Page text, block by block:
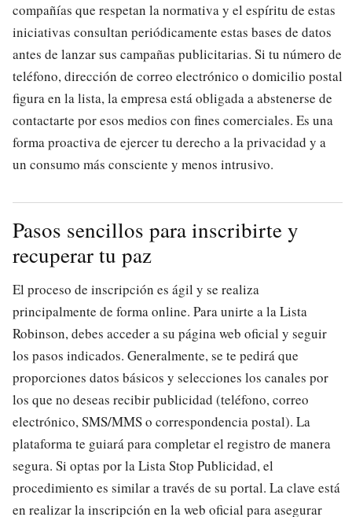
compañías que respetan la normativa y el espíritu de estas
iniciativas consultan periódicamente estas bases de datos
antes de lanzar sus campañas publicitarias. Si tu número de
teléfono, dirección de correo electrónico o domicilio postal
figura en la lista, la empresa está obligada a abstenerse de
contactarte por esos medios con fines comerciales. Es una
forma proactiva de ejercer tu derecho a la privacidad y a
un consumo más consciente y menos intrusivo.
Pasos sencillos para inscribirte y
recuperar tu paz
El proceso de inscripción es ágil y se realiza
principalmente de forma online. Para unirte a la Lista
Robinson, debes acceder a su página web oficial y seguir
los pasos indicados. Generalmente, se te pedirá que
proporciones datos básicos y selecciones los canales por
los que no deseas recibir publicidad (teléfono, correo
electrónico, SMS/MMS o correspondencia postal). La
plataforma te guiará para completar el registro de manera
segura. Si optas por la Lista Stop Publicidad, el
procedimiento es similar a través de su portal. La clave está
en realizar la inscripción en la web oficial para asegurar